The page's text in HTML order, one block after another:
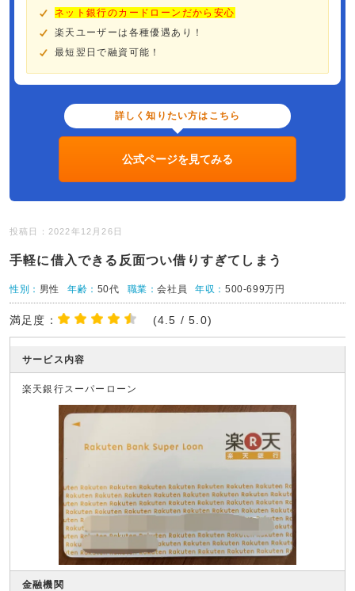
ネット銀行のカードローンだから安心
楽天ユーザーは各種優遇あり！
最短翌日で融資可能！
詳しく知りたい方はこちら
公式ページを見てみる
投稿日：2022年12月26日
手軽に借入できる反面つい借りすぎてしまう
性別： 男性 年齢： 50代 職業：会社員 年収：500-699万円
満足度： (4.5 / 5.0)
サービス内容
楽天銀行スーパーローン
金融機関